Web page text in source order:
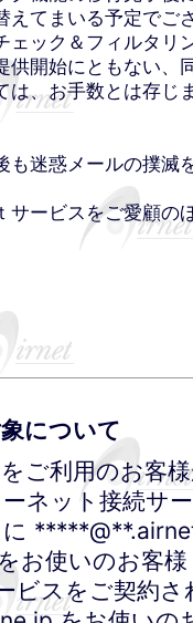
えてまいる予定でご
ェック＆フィルタリ
供開始にともない、
は、お手数とは存じ
も迷惑メールの撲滅
サービスをご愛顧の
について
ご利用のお客
ネット接続サ
お使いのお客様
ビスをご契約